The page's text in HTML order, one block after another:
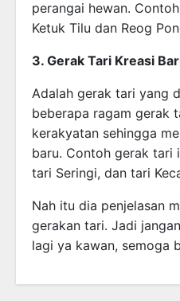
perangai hewan.
Ketuk Tilu dan Reog
3. Gerak Tari Kreasi
Adalah gerak tari yang
beberapa ragam gerak
kerakyatan sehingga
baru. Contoh gerak tari
tari Seringi, dan tari
Nah itu dia penjelasan
gerakan tari. Jadi
lagi ya kawan, semoga